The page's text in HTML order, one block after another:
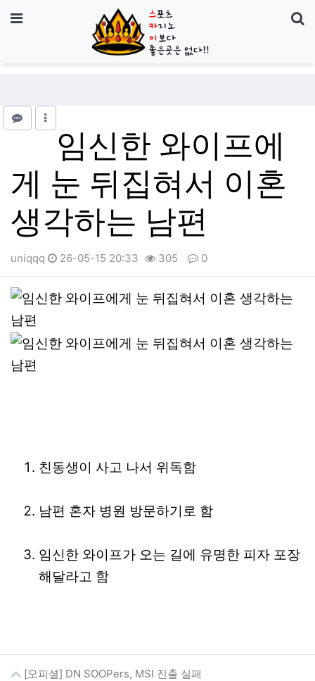
메뉴
임신한 와이프에
게 눈 뒤집혀서 이혼
생각하는 남편
uniqqq 26-05-15 20:33 305 0
본문
친동생이 사고 나서 위독함
남편 혼자 병원 방문하기로 함
임신한 와이프가 오는 길에 유명한 피자 포장
해달라고 함
[오피셜] DN SOOPers, MSI 진출 실패